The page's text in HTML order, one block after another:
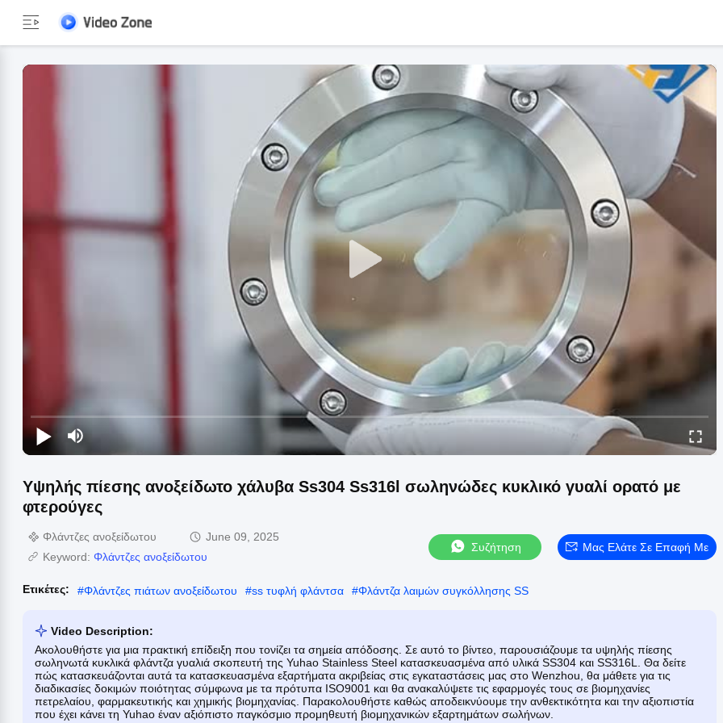
Υψηλής πίεσης ανοξείδωτο χάλυβα Ss304 Ss316l σωληνώδες κυκλικό γυαλί ορατό με
φτερούγες
Φλάντζες ανοξείδωτου
June 09, 2025
Keyword: Φλάντζες ανοξείδωτου
Συζήτηση Μας Ελάτε Σε Επαφή Με
Ετικέτες: #Φλάντζες πιάτων ανοξείδωτου #ss τυφλή φλάντσα #Φλάντζα λαιμών συγκόλλησης SS
Video Description:
Ακολουθήστε για μια πρακτική επίδειξη που τονίζει τα σημεία απόδοσης. Σε αυτό το βίντεο, παρουσιάζουμε τα υψηλής πίεσης
σωληνωτά κυκλικά φλάντζα γυαλιά σκοπευτή της Yuhao Stainless Steel κατασκευασμένα από υλικά SS304 και SS316L. Θα δείτε
πώς κατασκευάζονται αυτά τα κατασκευασμένα εξαρτήματα ακριβείας στις εγκαταστάσεις μας στο Wenzhou, θα μάθετε για τις
διαδικασίες δοκιμών ποιότητας σύμφωνα με τα πρότυπα ISO9001 και θα ανακαλύψετε τις εφαρμογές τους σε βιομηχανίες
πετρελαίου, φαρμακευτικής και χημικής βιομηχανίας. Παρακολουθήστε καθώς αποδεικνύουμε την ανθεκτικότητα και την αξιοπιστία
που έχει κάνει τη Yuhao έναν αξιόπιστο παγκόσμιο προμηθευτή βιομηχανικών εξαρτημάτων σωλήνων.